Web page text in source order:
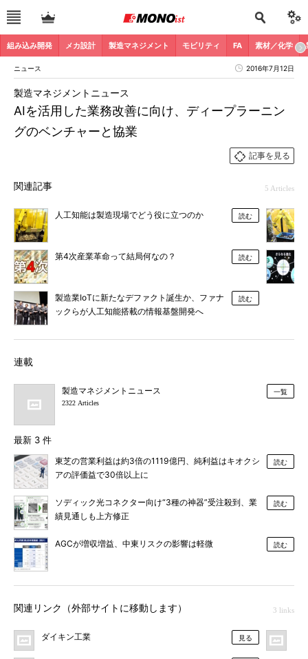
組み込み開発 メカ設計 製造マネジメント モビリティ FA 素材／化学
ニュース 2016年7月12日
AIを活用した業務改善に向け、ディープラーニン
グのベンチャーと協業
製造マネジメントニュース
記事を見る
関連記事 5 Articles
人工知能は製造現場でどう役に立つのか 読む
第4次産業革命って結局何なの？ 読む
製造業IoTに新たなデファクト誕生か、ファナ
ックらが人工知能搭載の情報基盤開発へ
読む
連載
製造マネジメントニュース
2322 Articles
一覧
最新 3 件
東芝の営業利益は約3倍の1119億円、純利益はキオクシ
アの評価益で30倍以上に
読む
ソディック光コネクター向け“3種の神器”受注殺到、業
績見通しも上方修正
読む
AGCが増収増益、中東リスクの影響は軽微 読む
関連リンク（外部サイトに移動します） 3 links
ダイキン工業 見る